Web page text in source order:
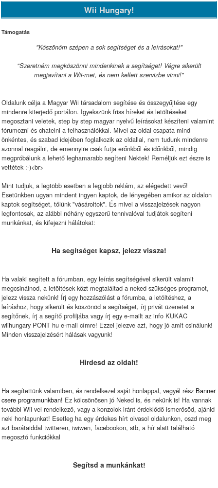
Wii Hungary!
Támogatás
"Köszönöm szépen a sok segítséget és a leírásokat!"
"Szeretném megköszönni mindenkinek a segítséget! Végre sikerült
megjavítani a Wii-met, és nem kellett szervizbe vinni!"
Oldalunk célja a Magyar Wii társadalom segítése és összegyűjtése egy
mindenre kiterjedő portálon. Igyekszünk friss híreket és letöltéseket
megosztani veletek, step by step magyar nyelvű leírásokat készíteni valamint
fórumozni és chatelni a felhasználókkal. Mivel az oldal csapata mind
önkéntes, és szabad idejében foglalkozik az oldallal, nem tudunk mindenre
azonnal reagálni, de emennyire csak futja erőnkből és időnkből, mindig
megpróbálunk a lehető leghamarabb segíteni Nektek! Reméljük ezt észre is
vettétek :-)<br>
Mint tudjuk, a legtöbb esetben a legjobb reklám, az elégedett vevő!
Esetünkben ugyan mindent ingyen kaptok, de lényegében amikor az oldalon
kaptok segítséget, tőlünk "vásároltok". És mivel a visszajelzések nagyon
legfontosak, az alábbi néhány egyszerű tennivalóval tudjátok segíteni
munkánkat, és kifejezni hálátokat:
Ha segítséget kapsz, jelezz vissza!
Ha valaki segített a fórumban, egy leírás segítségével sikerült valamit
megcsinálnod, a letöltések közt megtaláltad a neked szükséges programot,
jelezz vissza nekünk! Írj egy hozzászólást a fórumba, a letöltéshez, a
leíráshoz, hogy sikerült és köszönöd a segítséget, írj privát üzenetet a
segítőnek, írj a segítő profiljába vagy írj egy e-mailt az info KUKAC
wiihungary PONT hu e-mail címre! Ezzel jelezve azt, hogy jó amit csinálunk!
Minden visszajelzésért hálásak vagyunk!
Hirdesd az oldalt!
Ha segítettünk valamiben, és rendelkezel saját honlappal, vegyél rész Banner
csere programunkban! Ez kölcsönösen jó Neked is, és nekünk is! Ha vannak
további Wii-vel rendelkező, vagy a konzolok iránt érdeklődő ismerősöd, ajánld
neki honlapunkat! Esetleg ha egy érdekes hírt olvasol oldalunkon, oszd meg
azt barátaiddal twitteren, iwiwen, facebookon, stb, a hír alatt található
megosztó funkciókkal
Segítsd a munkánkat!